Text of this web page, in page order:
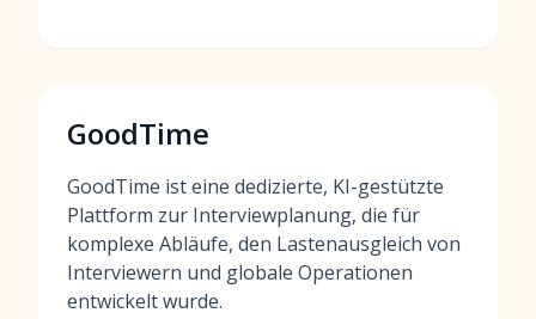
GoodTime
GoodTime ist eine dedizierte, KI-gestützte
Plattform zur Interviewplanung, die für
komplexe Abläufe, den Lastenausgleich von
Interviewern und globale Operationen
entwickelt wurde.